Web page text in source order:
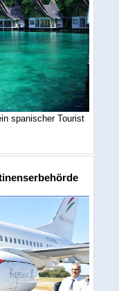
spanischer Tourist